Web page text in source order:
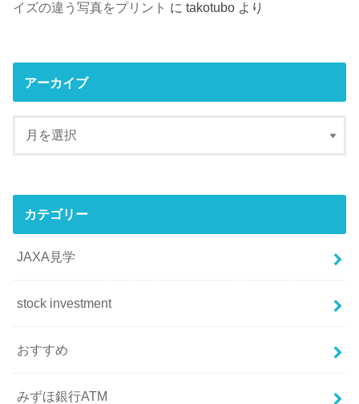
イズの違う写真をプリント にtakotubo より
アーカイブ
カテゴリー
JAXA見学
stock investment
おすすめ
みずほ銀行ATM